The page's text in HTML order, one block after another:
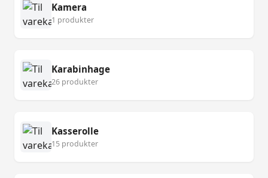
Kamera
1 produkter
Karabinhage
26 produkter
Kasserolle
15 produkter